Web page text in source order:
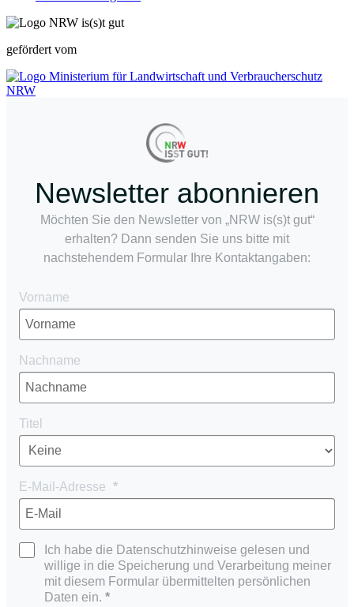
gefördert vom
Newsletter abonnieren
Möchten Sie den Newsletter von „NRW is(s)t gut“
erhalten? Dann senden Sie uns bitte mit
nachstehendem Formular Ihre Kontaktangaben:
Vorname
Nachname
Titel
E-Mail-Adresse
Ich habe die Datenschutzhinweise gelesen und
willige in die Speicherung und Verarbeitung meiner
mit diesem Formular übermittelten persönlichen
Daten ein.